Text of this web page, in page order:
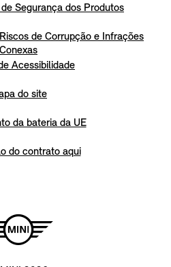
Segurança dos Produtos
de Corrupção e Infrações
Conexas
Acessibilidade
do site
da bateria da UE
do contrato aqui